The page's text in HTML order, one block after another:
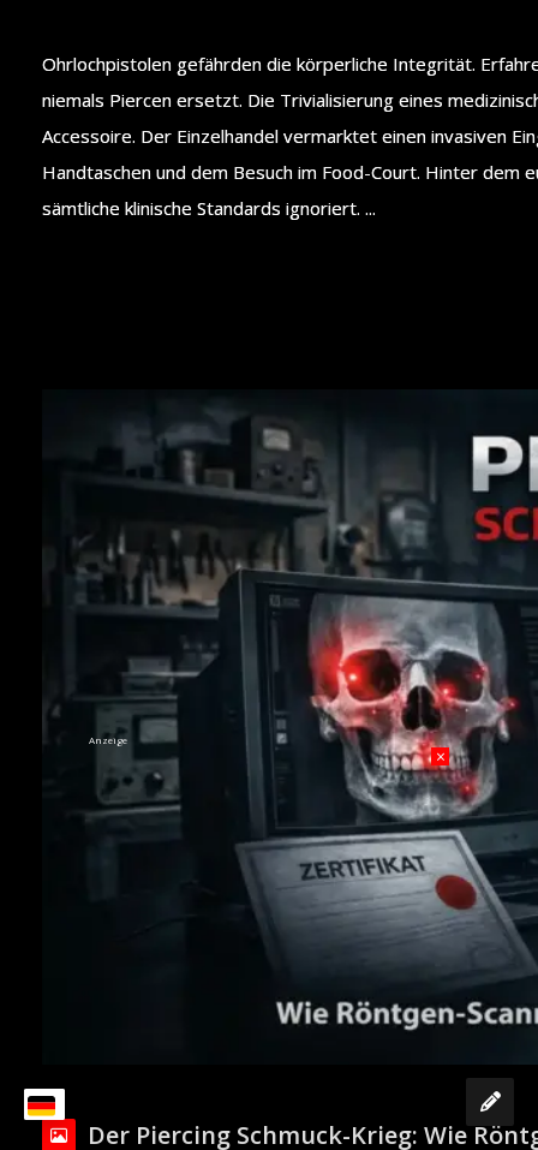
Ohrlochpistolen gefährden die körperliche Integrität.
niemals Piercen ersetzt. Die Trivialisierung eines
Accessoire. Der Einzelhandel vermarktet einen invasiven
Handtaschen und dem Besuch im Food-Court. Hinter dem
sämtliche klinische Standards ignoriert. ...
Der Piercing Schmuck-Krieg: Wie
Anzeige
×